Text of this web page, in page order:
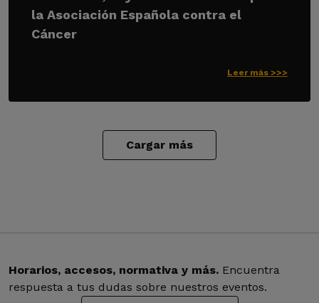
la Asociación Española contra el
Cáncer
Leer más >>>
Cargar más
Horarios, accesos, normativa y más. Encuentra
respuesta a tus dudas sobre nuestros eventos.